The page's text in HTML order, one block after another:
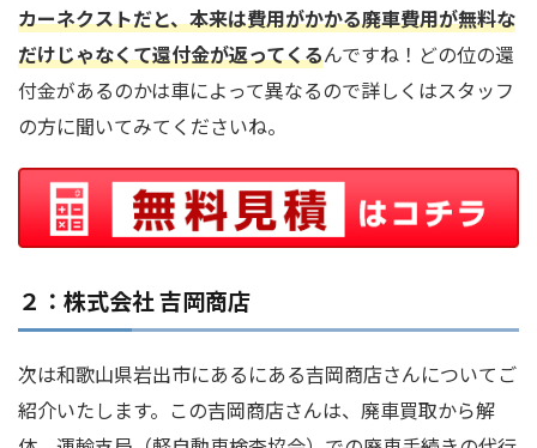
カーネクストだと、本来は費用がかかる廃車費用が無料な
だけじゃなくて還付金が返ってくるんですね！どの位の還
付金があるのかは車によって異なるので詳しくはスタッフ
の方に聞いてみてくださいね。
２：株式会社 吉岡商店
次は和歌山県岩出市にあるにある吉岡商店さんについてご
紹介いたします。この吉岡商店さんは、廃車買取から解